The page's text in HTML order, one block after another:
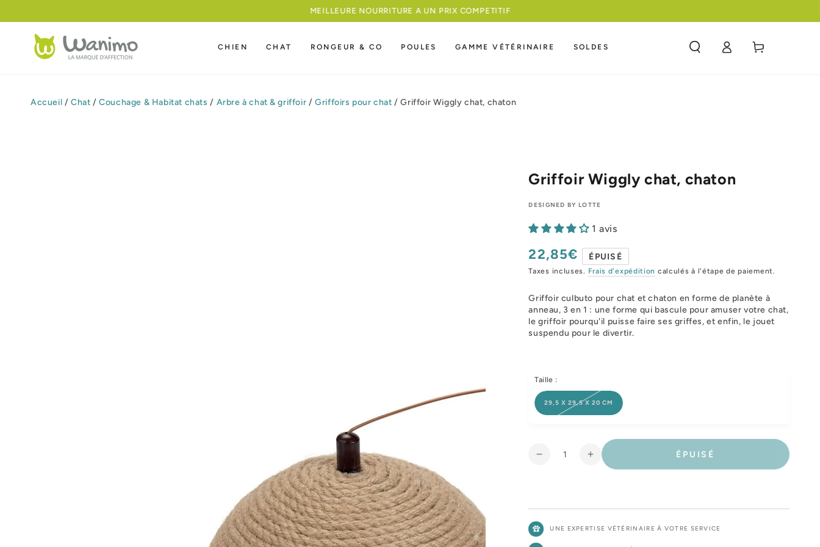
MEILLEURE NOURRITURE A UN PRIX COMPETITIF
CHIEN CHAT RONGEUR & CO POULES GAMME VÉTÉRINAIRE SOLDES Connexion Panier
Accueil / Chat / Couchage & Habitat chats / Arbre à chat & griffoir / Griffoirs pour chat / Griffoir Wiggly chat, chaton
Griffoir Wiggly chat, chaton
DESIGNED BY LOTTE
1 avis
Prix
normal
22,85€ ÉPUISÉ
Taxes incluses. Frais d'expédition calculés à l'étape de paiement.
Griffoir culbuto pour chat et chaton en forme de planète à
anneau, 3 en 1 : une forme qui bascule pour amuser votre chat,
le griffoir pourqu'il puisse faire ses griffes, et enfin, le jouet
suspendu pour le divertir.
Taille :
29,5 X 29,5 X 20 CM
Réduire
Griffoir
Wiggly
chat,
Augmenter
Griffoir
Wiggly
ÉPUISÉ
UNE EXPERTISE VÉTÉRINAIRE À VOTRE SERVICE